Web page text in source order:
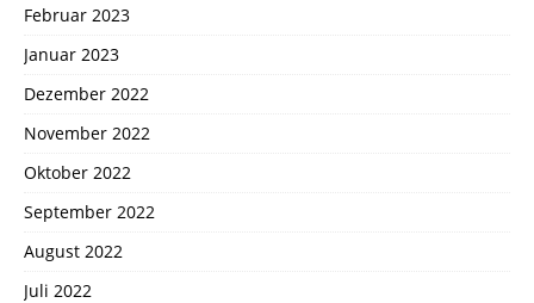
Februar 2023
Januar 2023
Dezember 2022
November 2022
Oktober 2022
September 2022
August 2022
Juli 2022